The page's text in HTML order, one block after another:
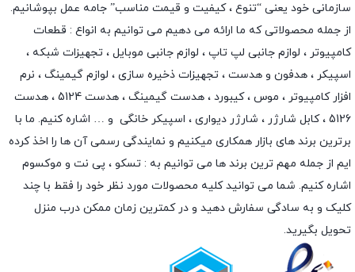
سازمانی خود یعنی “تنوع ، کیفیت و قیمت مناسب” جامه عمل بپوشانیم.
از جمله محصولاتی که ما ارائه می دهیم می توانیم به انواع : قطعات
کامپیوتر ، لوازم جانبی لپ تاپ ، لوازم جانبی موبایل ، تجهیزات شبکه ،
اسپیکر ، هدفون و هدست ، تجهیزات ذخیره سازی ، لوازم گیمینگ ، نرم
افزار کامپیوتر ، موس ،کیبورد ، هدست گیمینگ
، هدست 5124 ، هدست
5126 ،
کابل شارژر ، شارژر دیواری ، اسپیکر خانگی و … اشاره کنیم. ما با
برترین برند های بازار همکاری میکنیم و نمایندگی رسمی آن ها را اخذ کرده
ایم از جمله مهم ترین برند ها می توانیم به : تسکو ، پی نت و موکسوم
اشاره کنیم. شما می توانید کلیه محصولات مورد نظر خود را فقط با چند
کلیک و به سادگی سفارش دهید و در کمترین زمان ممکن درب منزل
تحویل بگیرید.